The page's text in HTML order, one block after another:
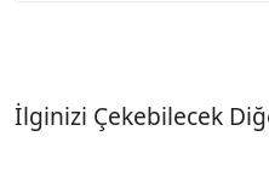
İlginizi Çekebilecek